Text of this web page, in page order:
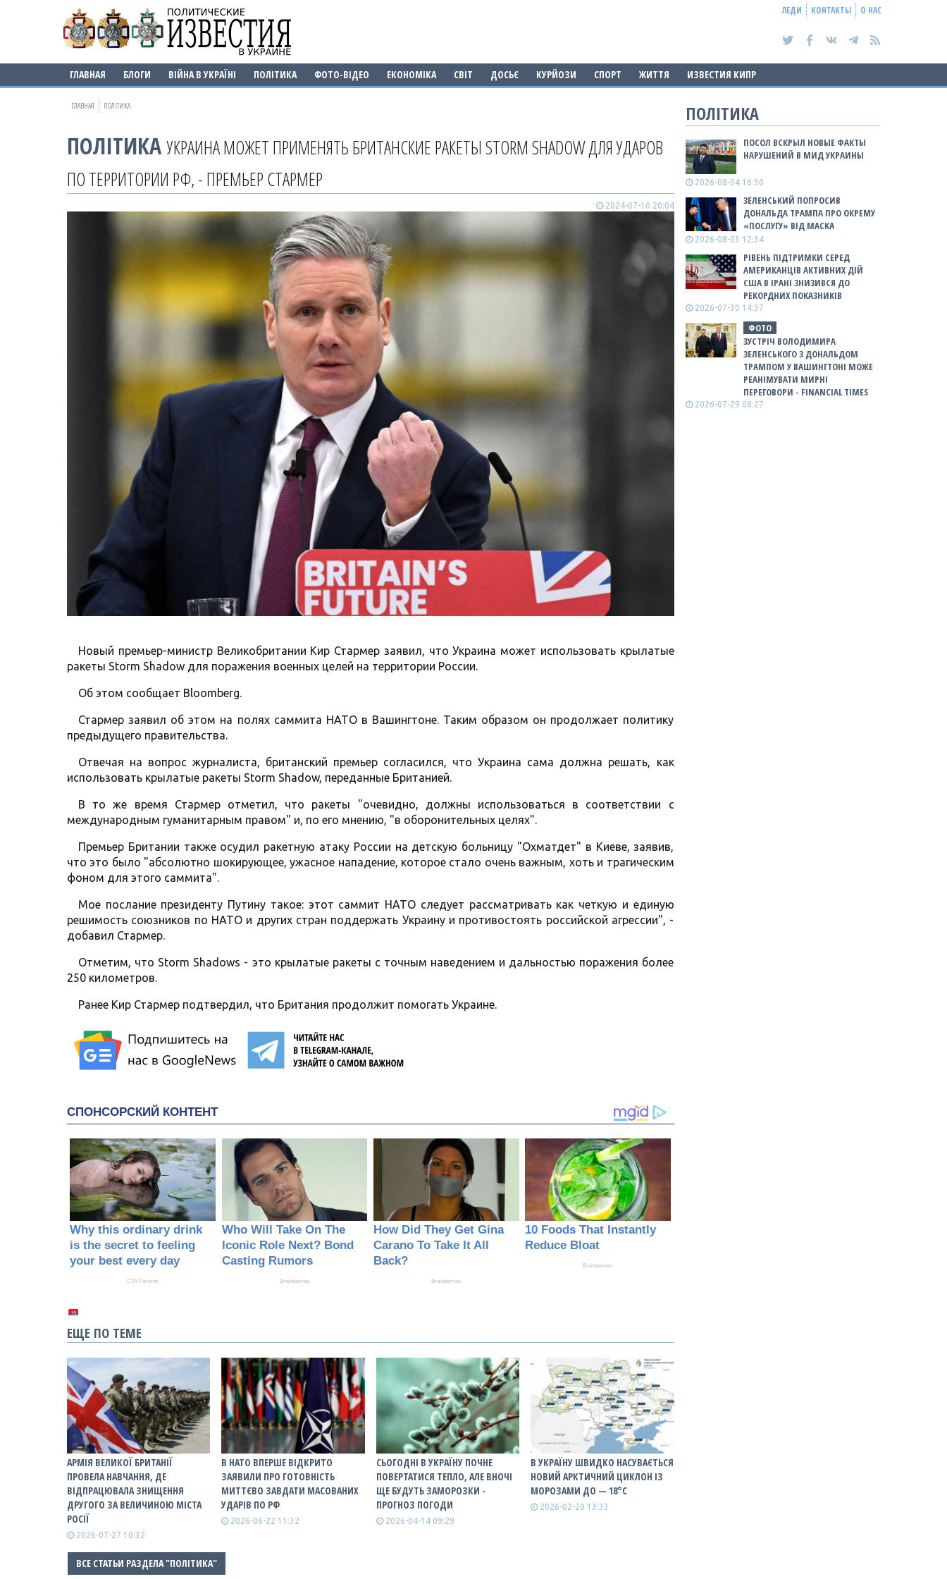
ЛЕДИ КОНТАКТЫ О НАС
ГЛАВНАЯ БЛОГИ ВІЙНА В УКРАЇНІ ПОЛІТИКА ФОТО-ВІДЕО ЕКОНОМІКА СВІТ ДОСЬЄ КУРЙОЗИ СПОРТ ЖИТТЯ ИЗВЕСТИЯ КИПР
ГЛАВНАЯ ПОЛІТИКА
ПОЛІТИКА УКРАИНА МОЖЕТ ПРИМЕНЯТЬ БРИТАНСКИЕ РАКЕТЫ STORM SHADOW ДЛЯ УДАРОВ
ПО ТЕРРИТОРИИ РФ, - ПРЕМЬЕР СТАРМЕР
2024-07-10 20:04
Новый премьер-министр Великобритании Кир Стармер заявил, что Украина может использовать крылатые
ракеты Storm Shadow для поражения военных целей на территории России.
Об этом сообщает Bloomberg.
Стармер заявил об этом на полях саммита НАТО в Вашингтоне. Таким образом он продолжает политику
предыдущего правительства.
Отвечая на вопрос журналиста, британский премьер согласился, что Украина сама должна решать, как
использовать крылатые ракеты Storm Shadow, переданные Британией.
В то же время Стармер отметил, что ракеты "очевидно, должны использоваться в соответствии с
международным гуманитарным правом" и, по его мнению, "в оборонительных целях".
Премьер Британии также осудил ракетную атаку России на детскую больницу "Охматдет" в Киеве, заявив,
что это было "абсолютно шокирующее, ужасное нападение, которое стало очень важным, хоть и трагическим
фоном для этого саммита".
Мое послание президенту Путину такое: этот саммит НАТО следует рассматривать как четкую и единую
решимость союзников по НАТО и других стран поддержать Украину и противостоять российской агрессии", -
добавил Стармер.
Отметим, что Storm Shadows - это крылатые ракеты с точным наведением и дальностью поражения более
250 километров.
Ранее Кир Стармер подтвердил, что Британия продолжит помогать Украине.
ЕЩЕ ПО ТЕМЕ
АРМІЯ ВЕЛИКОЇ БРИТАНІЇ
ПРОВЕЛА НАВЧАННЯ, ДЕ
ВІДПРАЦЮВАЛА ЗНИЩЕННЯ
ДРУГОГО ЗА ВЕЛИЧИНОЮ МІСТА
РОСІЇ
2026-07-27 10:32
В НАТО ВПЕРШЕ ВІДКРИТО
ЗАЯВИЛИ ПРО ГОТОВНІСТЬ
МИТТЄВО ЗАВДАТИ МАСОВАНИХ
УДАРІВ ПО РФ
2026-06-22 11:32
СЬОГОДНІ В УКРАЇНУ ПОЧНЕ
ПОВЕРТАТИСЯ ТЕПЛО, АЛЕ ВНОЧІ
ЩЕ БУДУТЬ ЗАМОРОЗКИ -
ПРОГНОЗ ПОГОДИ
2026-04-14 09:29
В УКРАЇНУ ШВИДКО НАСУВАЄТЬСЯ
НОВИЙ АРКТИЧНИЙ ЦИКЛОН ІЗ
МОРОЗАМИ ДО — 18°С
2026-02-20 13:33
ВСЕ СТАТЬИ РАЗДЕЛА "ПОЛІТИКА"
ПОЛІТИКА
ПОСОЛ ВСКРЫЛ НОВЫЕ ФАКТЫ
НАРУШЕНИЙ В МИД УКРАИНЫ
2026-08-04 16:30
ЗЕЛЕНСЬКИЙ ПОПРОСИВ
ДОНАЛЬДА ТРАМПА ПРО ОКРЕМУ
«ПОСЛУГУ» ВІД МАСКА
2026-08-03 12:34
РІВЕНЬ ПІДТРИМКИ СЕРЕД
АМЕРИКАНЦІВ АКТИВНИХ ДІЙ
США В ІРАНІ ЗНИЗИВСЯ ДО
РЕКОРДНИХ ПОКАЗНИКІВ
2026-07-30 14:37
ФОТО
ЗУСТРІЧ ВОЛОДИМИРА
ЗЕЛЕНСЬКОГО З ДОНАЛЬДОМ
ТРАМПОМ У ВАШИНГТОНІ МОЖЕ
РЕАНІМУВАТИ МИРНІ
ПЕРЕГОВОРИ - FINANCIAL TIMES
2026-07-29 08:27